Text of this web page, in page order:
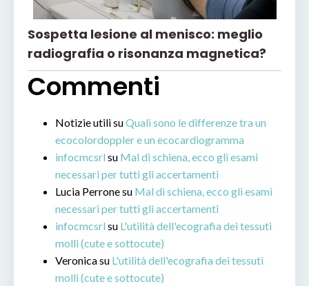
Sospetta lesione al menisco: meglio
radiografia o risonanza magnetica?
Commenti
Notizie utilisuQuali sono le differenze tra un
ecocolordoppler e un ecocardiogramma
infocmcsrl su Mal di schiena, ecco gli esami
necessari per tutti gli accertamenti
Lucia Perronesu Mal di schiena, ecco gli esami
necessari per tutti gli accertamenti
infocmcsrl su L'utilità dell'ecografia dei tessuti
molli (cute e sottocute)
Veronicasu L'utilità dell'ecografia dei tessuti
molli (cute e sottocute)